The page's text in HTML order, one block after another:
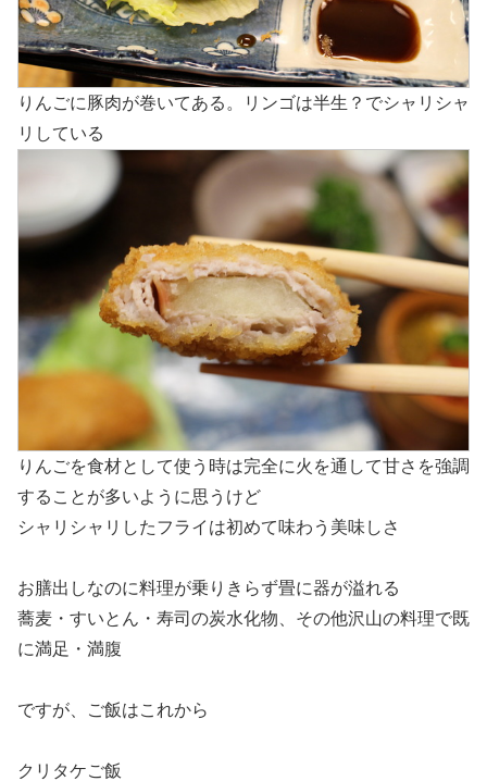
りんごに豚肉が巻いてある。リンゴは半生？でシャリシャ
リしている
りんごを食材として使う時は完全に火を通して甘さを強調
することが多いように思うけど
シャリシャリしたフライは初めて味わう美味しさ
お膳出しなのに料理が乗りきらず畳に器が溢れる
蕎麦・すいとん・寿司の炭水化物、その他沢山の料理で既
に満足・満腹
ですが、ご飯はこれから
クリタケご飯